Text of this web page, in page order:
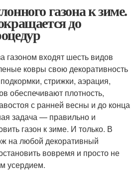
газона к зиме.
до
газоном входят шесть видов
ковры свою декоративность
стрижки, аэрация,
обеспечивают плотность,
с ранней весны и до конца
задача — правильно и
газон к зиме. И только. В
на любой декоративный
вовремя и просто не
усердием.